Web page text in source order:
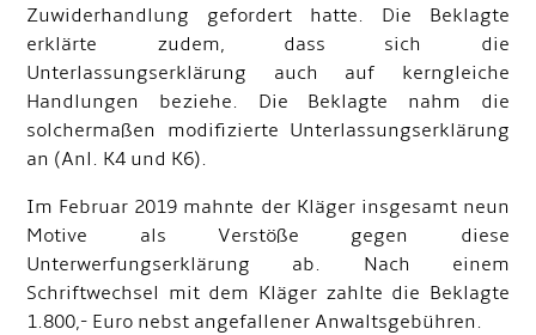
Zuwiderhandlung gefordert hatte. Die Beklagte
erklärte zudem, dass sich die
Unterlassungserklärung auch auf kerngleiche
Handlungen beziehe. Die Beklagte nahm die
solchermaßen modifizierte Unterlassungserklärung
an (Anl. K4 und K6).
Im Februar 2019 mahnte der Kläger insgesamt neun
Motive als Verstöße gegen diese
Unterwerfungserklärung ab. Nach einem
Schriftwechsel mit dem Kläger zahlte die Beklagte
1.800,- Euro nebst angefallener Anwaltsgebühren.